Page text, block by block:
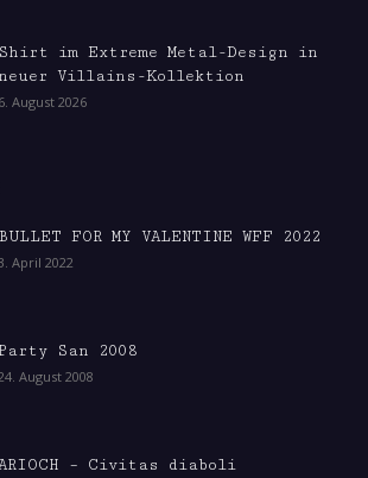
Shirt im Extreme Metal-Design in
neuer Villains-Kollektion
6. August 2026
BULLET FOR MY VALENTINE WFF 2022
April 2022
San 2008
August 2008
– Civitas diaboli